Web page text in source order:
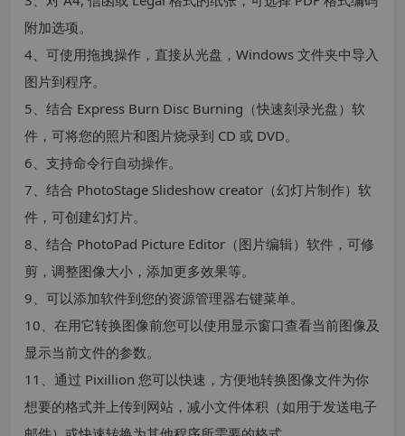
附加选项。
4、可使用拖拽操作，直接从光盘，Windows 文件夹中导入
图片到程序。
5、结合 Express Burn Disc Burning（快速刻录光盘）软
件，可将您的照片和图片烧录到 CD 或 DVD。
6、支持命令行自动操作。
7、结合 PhotoStage Slideshow creator（幻灯片制作）软
件，可创建幻灯片。
8、结合 PhotoPad Picture Editor（图片编辑）软件，可修
剪，调整图像大小，添加更多效果等。
9、可以添加软件到您的资源管理器右键菜单。
10、在用它转换图像前您可以使用显示窗口查看当前图像及
显示当前文件的参数。
11、通过 Pixillion 您可以快速，方便地转换图像文件为你
想要的格式并上传到网站，减小文件体积（如用于发送电子